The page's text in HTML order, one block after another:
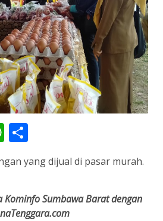
WhatsApp
yang dijual di pasar murah.
Kominfo Sumbawa Barat dengan